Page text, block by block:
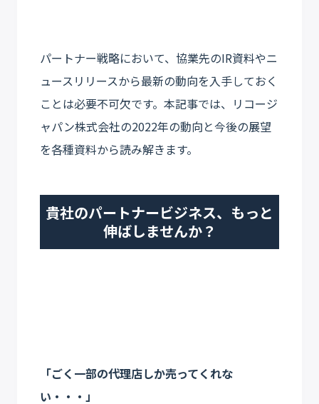
パートナー戦略において、協業先のIR資料やニ
ュースリリースから最新の動向を入手しておく
ことは必要不可欠です。本記事では、リコージ
ャパン株式会社の2022年の動向と今後の展望
を各種資料から読み解きます。
貴社のパートナービジネス、もっと
伸ばしませんか？
「ごく一部の代理店しか売ってくれな
い・・・」